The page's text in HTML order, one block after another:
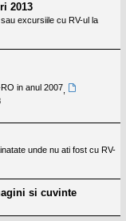
2013
excursiile cu RV-ul la
in anul 2007
unde nu ati fost cu RV-
si cuvinte